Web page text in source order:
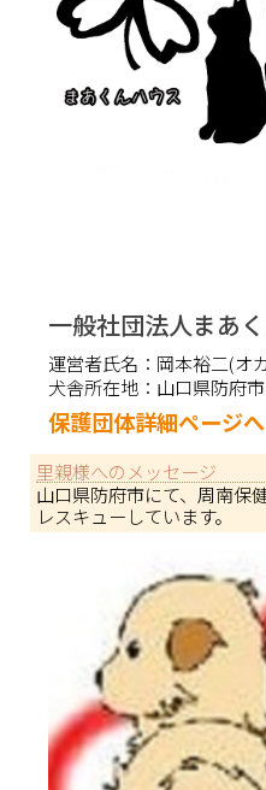
一般社団法人まあ
運営者氏名： 岡本裕二(オ
犬舎所在地： 山口県防府
保護団体詳細ページへ
里親様へのメッセージ
山口県防府市にて、周南保
レスキューしています。